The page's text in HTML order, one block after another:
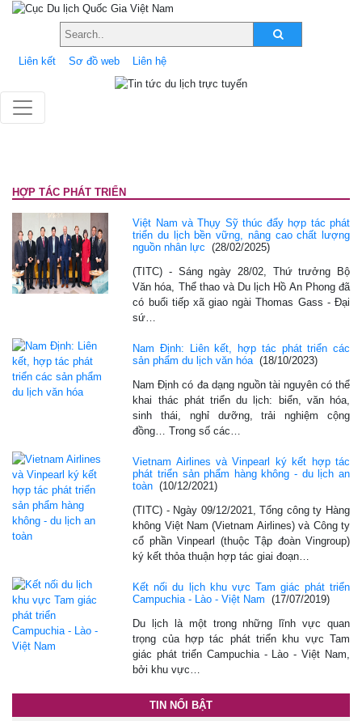
Liên kết Sơ đồ web Liên hệ
HỢP TÁC PHÁT TRIỂN
Việt Nam và Thụy Sỹ thúc đẩy hợp tác phát
triển du lịch bền vững, nâng cao chất lượng
nguồn nhân lực
(28/02/2025)
(TITC) - Sáng ngày 28/02, Thứ trưởng Bộ
Văn hóa, Thể thao và Du lịch Hồ An Phong đã
có buổi tiếp xã giao ngài Thomas Gass - Đại
sứ…
Nam Định: Liên kết, hợp tác phát triển các
sản phẩm du lịch văn hóa (18/10/2023)
Nam Định có đa dạng nguồn tài nguyên có thể
khai thác phát triển du lịch: biển, văn hóa,
sinh thái, nghỉ dưỡng, trải nghiệm cộng
đồng… Trong số các…
Vietnam Airlines và Vinpearl ký kết hợp tác
phát triển sản phẩm hàng không - du lịch an
toàn (10/12/2021)
(TITC) - Ngày 09/12/2021, Tổng công ty Hàng
không Việt Nam (Vietnam Airlines) và Công ty
cổ phần Vinpearl (thuộc Tập đoàn Vingroup)
ký kết thỏa thuận hợp tác giai đoạn…
Kết nối du lịch khu vực Tam giác phát triển
Campuchia - Lào - Việt Nam
(17/07/2019)
Du lịch là một trong những lĩnh vực quan
trọng của hợp tác phát triển khu vực Tam
giác phát triển Campuchia - Lào - Việt Nam,
bởi khu vực…
TIN NỔI BẬT